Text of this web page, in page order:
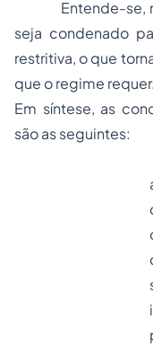
Entende-se,
seja condenado
restritiva, o que
que o regime requer.
Em síntese, as
são as seguintes: